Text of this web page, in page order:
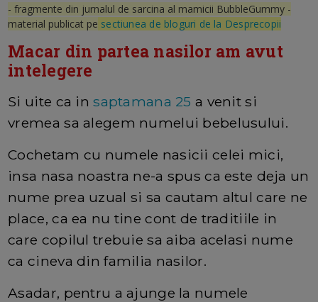
- fragmente din jurnalul de sarcina al mamicii BubbleGummy -
material publicat pe sectiunea de bloguri de la Desprecopii
Macar din partea nasilor am avut
intelegere
Si uite ca insaptamana 25 a venit si
vremea sa alegem numelui bebelusului.
Cochetam cu numele nasicii celei mici,
insa nasa noastra ne-a spus ca este deja un
nume prea uzual si sa cautam altul care ne
place, ca ea nu tine cont de traditiile in
care copilul trebuie sa aiba acelasi nume
ca cineva din familia nasilor.
Asadar, pentru a ajunge la numele